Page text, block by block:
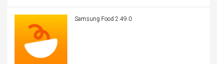
Samsung Food 2.49.0